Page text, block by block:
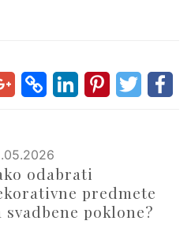
odabrati
predmete
svadbene poklone?